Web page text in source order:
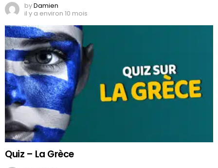
byDamien
il y a environ 10 mois
Quiz – La Grèce